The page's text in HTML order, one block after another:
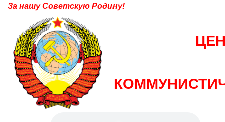
За нашу Советскую Родину!